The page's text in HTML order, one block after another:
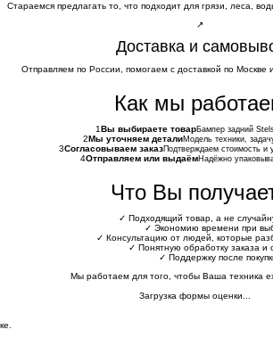
Стараемся предлагать то, что подходит для грязи, леса,
↗
Доставка и
Отправляем по России, помогаем с доставкой по Москве
Как мы
1 Вы выбираете товарБампер задний
2 Мы уточняем деталиМодель техники,
3Согласовываем заказПодтверждаем стоимость и
4Отправляем или выдаёмНадёжно
Что Вы
✓ Подходящий товар, а не
✓ Экономию времени при
✓ Консультацию от людей, которые
✓ Понятную обработку заказа и
✓ Поддержку после
Мы работаем для того, чтобы Ваша техника
Загрузка формы оценки...